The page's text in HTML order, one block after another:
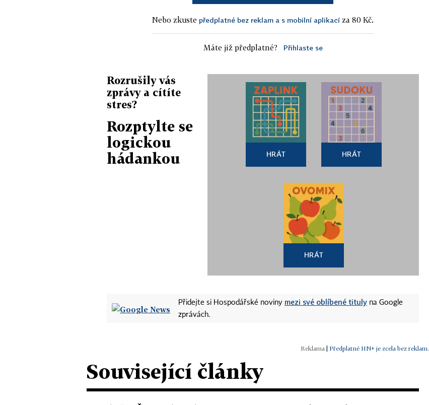
Nebo zkuste předplatné bez reklam a s mobilní aplikací za 80 Kč.
Máte již předplatné? Přihlaste se
Rozrušily vás
zprávy a cítíte
stres?
Rozptylte se
logickou
hádankou
HRÁT HRÁT
HRÁT
Přidejte si Hospodářské noviny mezi své oblíbené tituly na Google
zprávách.
Předplatné HN+ je zcela bez reklam.
Související články